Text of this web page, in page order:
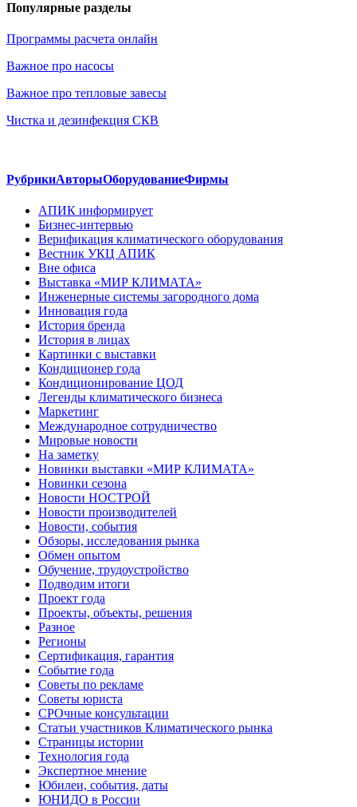
Популярные разделы
Программы расчета онлайн
Важное про насосы
Важное про тепловые завесы
Чистка и дезинфекция СКВ
РубрикиАвторыОборудованиеФирмы
АПИК информирует
Бизнес-интервью
Верификация климатического оборудования
Вестник УКЦ АПИК
Вне офиса
Выставка «МИР КЛИМАТА»
Инженерные системы загородного дома
Инновация года
История бренда
История в лицах
Картинки с выставки
Кондиционер года
Кондиционирование ЦОД
Легенды климатического бизнеса
Маркетинг
Международное сотрудничество
Мировые новости
На заметку
Новинки выставки «МИР КЛИМАТА»
Новинки сезона
Новости НОСТРОЙ
Новости производителей
Новости, события
Обзоры, исследования рынка
Обмен опытом
Обучение, трудоустройство
Подводим итоги
Проект года
Проекты, объекты, решения
Разное
Регионы
Сертификация, гарантия
Событие года
Советы по рекламе
Советы юриста
СРОчные консультации
Статьи участников Климатического рынка
Страницы истории
Технология года
Экспертное мнение
Юбилеи, события, даты
ЮНИДО в России